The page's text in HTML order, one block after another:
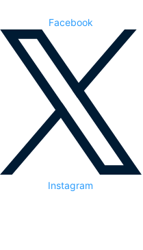
Facebook
Instagram